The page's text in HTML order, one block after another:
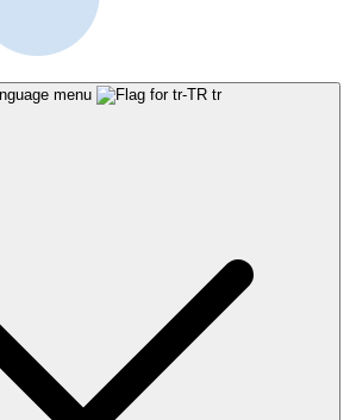
menu tr